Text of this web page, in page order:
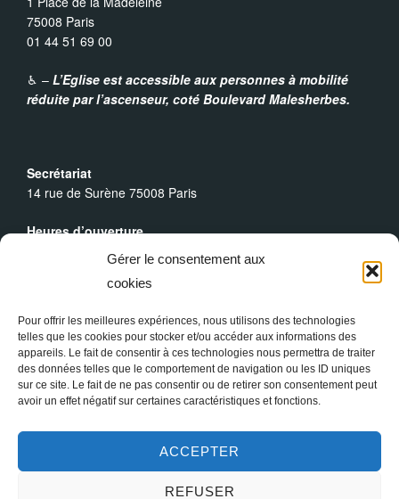
Gérer le consentement aux
cookies
Pour offrir les meilleures expériences, nous utilisons des technologies
telles que les cookies pour stocker et/ou accéder aux informations des
appareils. Le fait de consentir à ces technologies nous permettra de traiter
des données telles que le comportement de navigation ou les ID uniques
sur ce site. Le fait de ne pas consentir ou de retirer son consentement peut
avoir un effet négatif sur certaines caractéristiques et fonctions.
ACCEPTER
REFUSER
o
è
n
e
m
75008 Paris
01 44 51 69 00
♿︎ – L’Eglise est accessible aux personnes à mobilité
réduite par l’ascenseur, coté Boulevard Malesherbes.
Secrétariat
14 rue de Surène 75008 Paris
Heures d’ouverture
Du lundi au dimanche : 9h30 - 19h00
Messes Dominicales
Dimanche, messe à10h30et18h